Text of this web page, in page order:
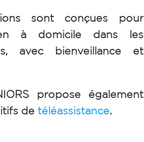
sont conçues pour
à domicile dans les
avec bienveillance et
propose également
de téléassistance.